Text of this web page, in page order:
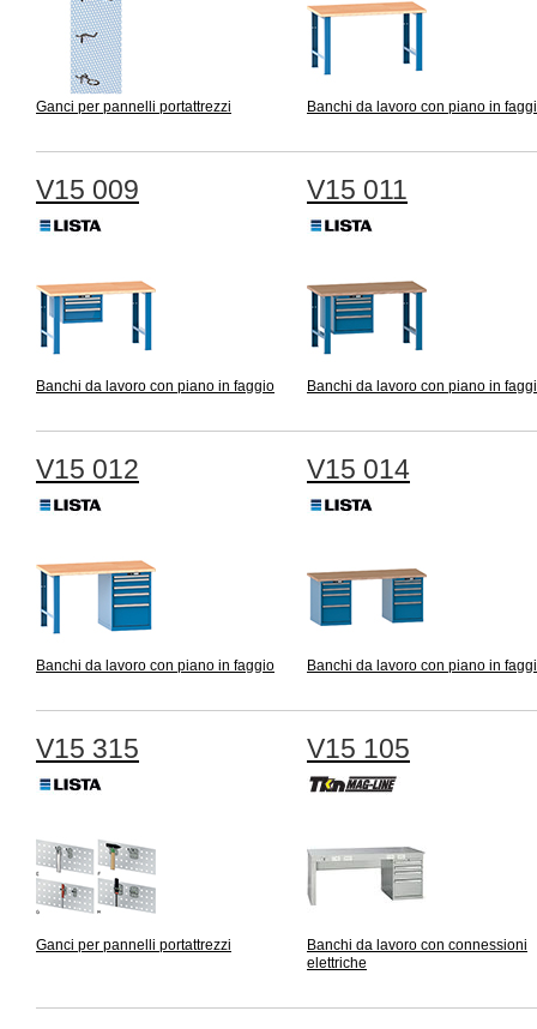
Ganci per pannelli portattrezzi Banchi da lavoro con piano in
V15 009
Banchi da lavoro con piano in faggio
V15 011
Banchi da lavoro con piano in
V15 012
Banchi da lavoro con piano in faggio
V15 014
Banchi da lavoro con piano in
V15 315
Ganci per pannelli portattrezzi
V15 105
Banchi da lavoro con connessioni
elettriche